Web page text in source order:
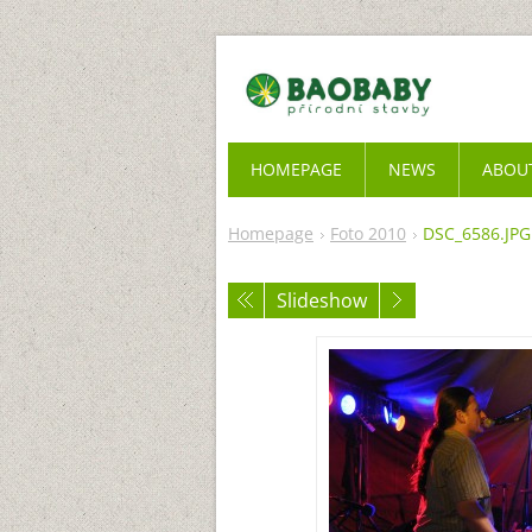
Homepage Foto 2010 DSC_6586.JPG
Slideshow
HOMEPAGE NEWS